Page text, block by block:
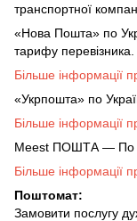
транспортної
«Нова Пошта» по
тарифу перевізника.
Більше інформації
«Укрпошта» по
Більше інформації
Meest ПОШТА — По
Більше інформації
Поштомат:
Замовити послугу